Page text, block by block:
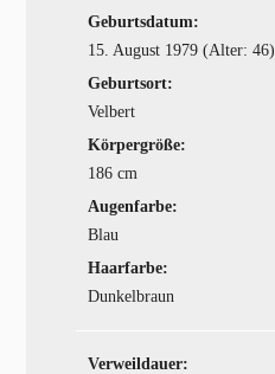
Geburtsdatum:
15. August 1979 (Alter: 46)
Geburtsort:
Velbert
Körpergröße:
186 cm
Augenfarbe:
Blau
Haarfarbe:
Dunkelbraun
Verweildauer: